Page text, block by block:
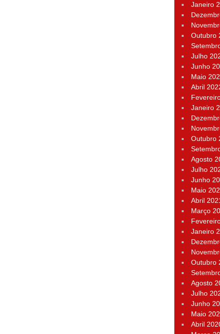
Janeiro
Outubro
Julho
Junho
Maio
Abril
Janeiro
Outubro
Agosto
Julho
Junho
Maio
Abril
Março
Janeiro
Outubro
Agosto
Julho
Junho
Maio
Abril